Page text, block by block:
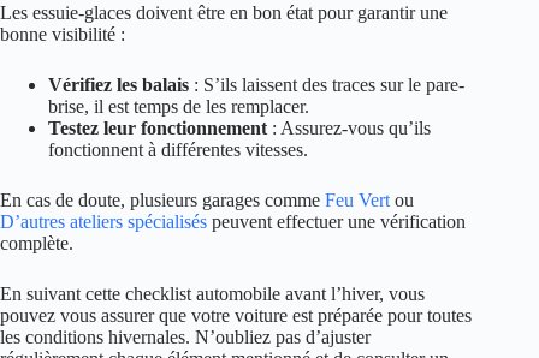
Les essuie-glaces doivent être en bon état pour garantir une
bonne visibilité :
Vérifiez les balais : S’ils laissent des traces sur le pare-
brise, il est temps de les remplacer.
Testez leur fonctionnement : Assurez-vous qu’ils
fonctionnent à différentes vitesses.
En cas de doute, plusieurs garages comme Feu Vert ou
D’autres ateliers spécialisés peuvent effectuer une vérification
complète.
En suivant cette checklist automobile avant l’hiver, vous
pouvez vous assurer que votre voiture est préparée pour toutes
les conditions hivernales. N’oubliez pas d’ajuster